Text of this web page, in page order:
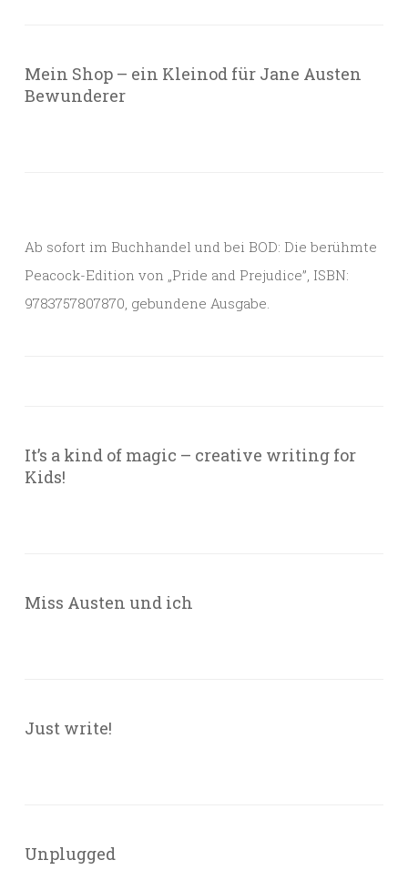
Mein Shop – ein Kleinod für Jane Austen
Bewunderer
Ab sofort im Buchhandel und bei BOD: Die berühmte
Peacock-Edition von „Pride and Prejudice”, ISBN:
9783757807870, gebundene Ausgabe.
It’s a kind of magic – creative writing for
Kids!
Miss Austen und ich
Just write!
Unplugged